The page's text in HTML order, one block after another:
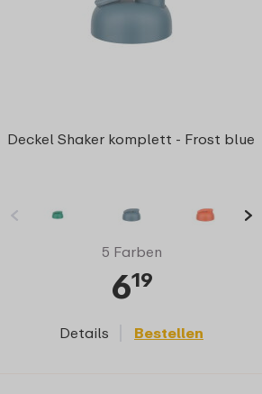
Deckel Shaker komplett - Frost blue
5 Farben
619
Details Bestellen